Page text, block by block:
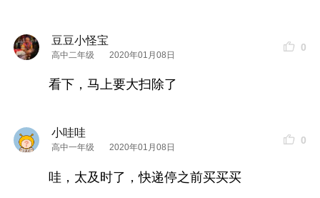
洗纱窗就成为一个麻烦大事
是太麻烦了！我家的纱窗是下图这样的，不知道有
没有意友家里是一样的！
豆豆小怪宝
高中二年级 2020年01月08日
0
看下，马上要大扫除了
小哇哇
高中一年级 2020年01月08日
0
哇，太及时了，快递停之前买买买